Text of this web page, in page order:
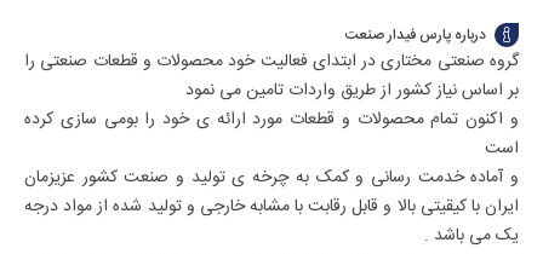
درباره پارس فیدار صنعت
گروه صنعتی مختاری در ابتدای فعالیت خود محصولات و قطعات صنعتی را
بر اساس نیاز کشور از طریق واردات تامین می نمود
و اکنون تمام محصولات و قطعات مورد ارائه ی خود را بومی سازی کرده
است
و آماده خدمت رسانی و کمک به چرخه ی تولید و صنعت کشور عزیزمان
ایران با کیقیتی بالا و قابل رقابت با مشابه خارجی و تولید شده از مواد درجه
یک می باشد .